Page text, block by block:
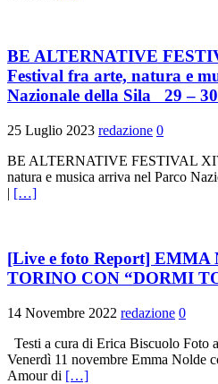
BE ALTERNATIVE
Festival fra arte, natura e
Nazionale della Sila 29 –
25 Luglio 2023 redazione 0
BE ALTERNATIVE FESTIVAL
natura e musica arriva nel Parco
| […]
[Live e foto Report]
TORINO CON “DORMI
14 Novembre 2022 redazione 0
Testi a cura di Erica Biscuolo Foto
Venerdì 11 novembre Emma Nolde
Amour di […]